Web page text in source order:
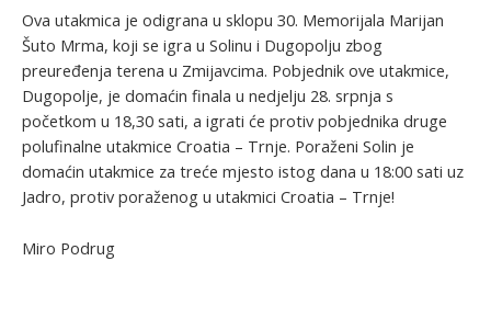
Ova utakmica je odigrana u sklopu 30. Memorijala Marijan
Šuto Mrma, koji se igra u Solinu i Dugopolju zbog
preuređenja terena u Zmijavcima. Pobjednik ove utakmice,
Dugopolje, je domaćin finala u nedjelju 28. srpnja s
početkom u 18,30 sati, a igrati će protiv pobjednika druge
polufinalne utakmice Croatia – Trnje. Poraženi Solin je
domaćin utakmice za treće mjesto istog dana u 18:00 sati uz
Jadro, protiv poraženog u utakmici Croatia – Trnje!
Miro Podrug